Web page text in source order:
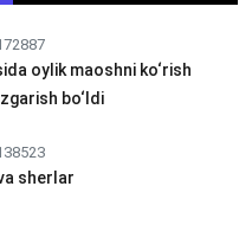
oylik maoshni ko‘rish
bo‘ldi
sherlar